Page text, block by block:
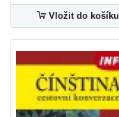
Vložit do košíku